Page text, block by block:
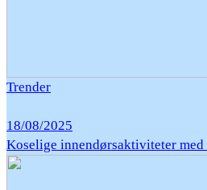
Trender
18/08/2025
Koselige innendørsaktiviteter med